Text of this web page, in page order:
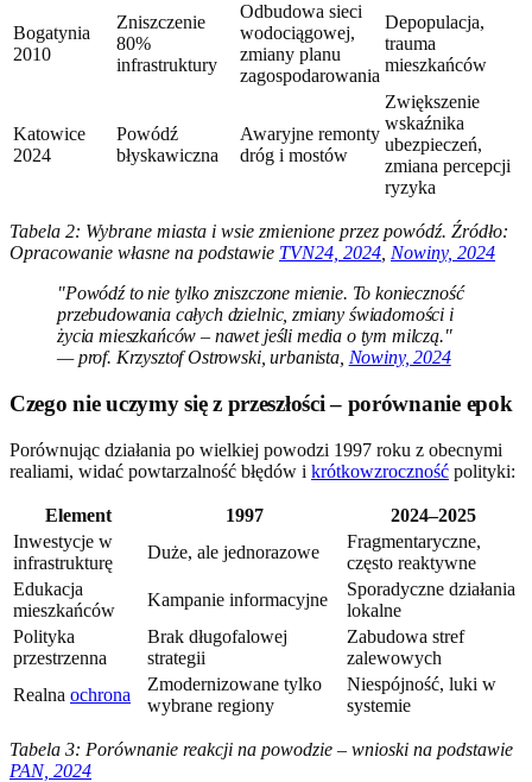
Bogatynia
2010
Zniszczenie
80%
infrastruktury
Odbudowa sieci
wodociągowej,
zmiany planu
zagospodarowania
Depopulacja,
trauma
mieszkańców
Katowice
2024
Powódź
błyskawiczna
Awaryjne remonty
dróg i mostów
Zwiększenie
wskaźnika
ubezpieczeń,
zmiana percepcji
ryzyka
Tabela 2: Wybrane miasta i wsie zmienione przez powódź. Źródło:
Opracowanie własne na podstawie TVN24, 2024 Nowiny, 2024
"Powódź to nie tylko zniszczone mienie. To konieczność
przebudowania całych dzielnic, zmiany świadomości i
życia mieszkańców – nawet jeśli media o tym milczą."
— prof. Krzysztof Ostrowski, urbanista, Nowiny, 2024
Czego nie uczymy się z przeszłości – porównanie epok
Porównując działania po wielkiej powodzi 1997 roku z obecnymi
realiami, widać powtarzalność błędów i krótkowzroczność polityki:
Element 1997
2024–2025
Inwestycje w
infrastrukturę
Duże, ale jednorazowe
Fragmentaryczne,
często reaktywne
Edukacja
mieszkańców
Kampanie informacyjne
Sporadyczne działania
lokalne
Polityka
przestrzenna
Brak długofalowej
strategii
Zabudowa stref
zalewowych
Realna ochrona
Zmodernizowane tylko
wybrane regiony
Niespójność, luki w
systemie
Tabela 3: Porównanie reakcji na powodzie – wnioski na podstawie
PAN, 2024